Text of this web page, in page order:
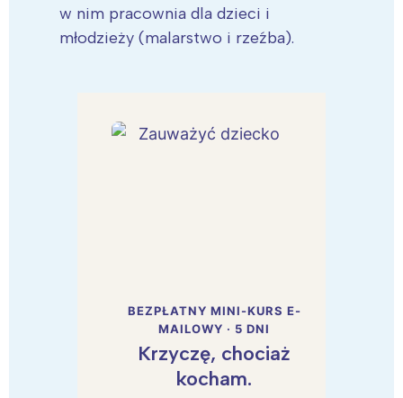
w nim pracownia dla dzieci i
młodzieży (malarstwo i rzeźba).
BEZPŁATNY MINI-KURS E-
MAILOWY · 5 DNI
Krzyczę, chociaż
kocham.